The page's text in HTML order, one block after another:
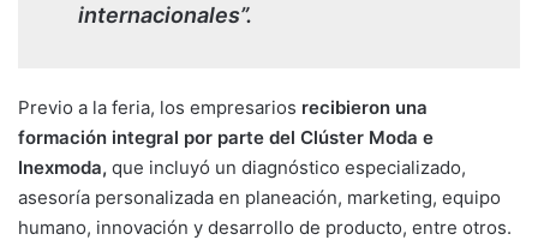
internacionales”.
Previo a la feria, los empresarios recibieron una
formación integral por parte del Clúster Moda e
Inexmoda, que incluyó un diagnóstico especializado,
asesoría personalizada en planeación, marketing, equipo
humano, innovación y desarrollo de producto, entre otros.